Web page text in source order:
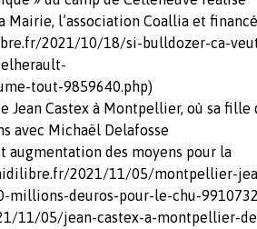
Mairie, l’association Coallia et financé
2021/10/18/si-bulldozer-ca-
tout-9859640.php)
Jean Castex à Montpellier, où sa fille
avec Michaël Delafosse
augmentation des moyens pour la
2021/11/05/montpellier-
millions-deuros-pour-le-chu-
11/05/jean-castex-a-montpellier-